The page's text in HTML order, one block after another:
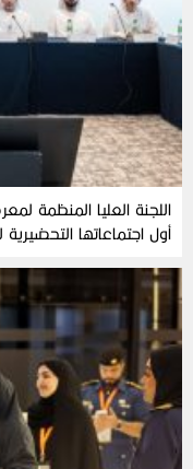
أول اجتماعاتها التحضيرية